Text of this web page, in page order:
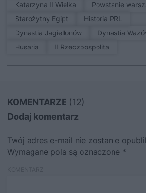
Katarzyna II Wielka
Powstanie
Starożytny Egipt
Historia PRL
Dynastia Jagiellonów
Dynastia
Husaria
II Rzeczpospolita
KOMENTARZE (12)
Dodaj komentarz
Twój adres e-mail nie zostanie
Wymagane pola są oznaczone *